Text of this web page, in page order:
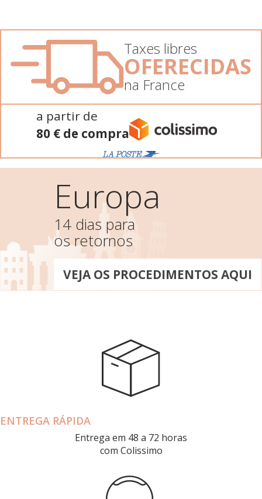
Taxes libres
OFERECIDAS
na France
a partir de
80 € de compra
Europa
14 dias para
os retornos
VEJA OS PROCEDIMENTOS AQUI
ENTREGA RÁPIDA
Entrega em 48 a 72 horas
com Colissimo